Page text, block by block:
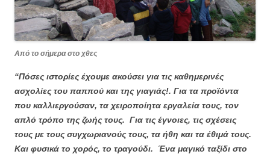
Από το σήμερα στο χθες
“Πόσες ιστορίες έχουμε ακούσει για τις καθημερινές
ασχολίες του παππού και της γιαγιάς!. Για τα προϊόντα
που καλλιεργούσαν, τα χειροποίητα εργαλεία τους, τον
απλό τρόπο της ζωής τους. Για τις έγνοιες, τις σχέσεις
τους με τους συγχωριανούς τους, τα ήθη και τα έθιμά τους.
Και φυσικά το χορός, το τραγούδι. Ένα μαγικό ταξίδι στο